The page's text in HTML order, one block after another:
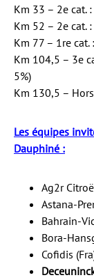
Km 33 – 2e cat.
Km 52 – 2e cat.
Km 77 – 1re
Km 104,5 – 3e
5%)
Km 130,5 –
Les équipes
Dauphiné :
Ag2r
Astana-
Bahrain-
Bora-
Cofidis